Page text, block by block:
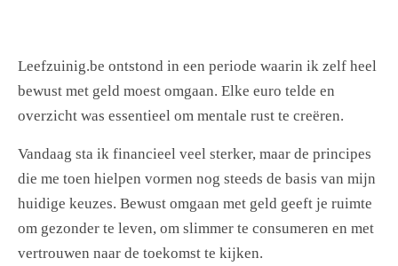
Leefzuinig.be ontstond in een periode waarin ik zelf heel
bewust met geld moest omgaan. Elke euro telde en
overzicht was essentieel om mentale rust te creëren.
Vandaag sta ik financieel veel sterker, maar de principes
die me toen hielpen vormen nog steeds de basis van mijn
huidige keuzes. Bewust omgaan met geld geeft je ruimte
om gezonder te leven, om slimmer te consumeren en met
vertrouwen naar de toekomst te kijken.